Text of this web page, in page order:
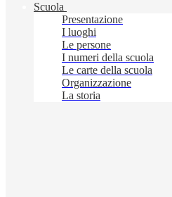
Scuola
Presentazione
I luoghi
Le persone
I numeri della scuola
Le carte della scuola
Organizzazione
La storia